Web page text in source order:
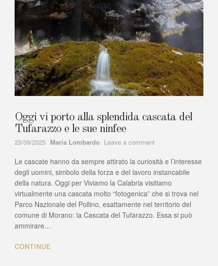
Oggi vi porto alla splendida cascata del
Tufarazzo e le sue ninfee
23/09/2025 Author
Maria Lombardo Leave a comment
vi
porto
alla
splendida
cascata
del
Tufarazzo
Le cascate hanno da sempre attirato la curiosità e l’interesse
degli uomini, simbolo della forza e del lavoro instancabile
della natura. Oggi per Viviamo la Calabria visitiamo
virtualmente una cascata molto “fotogenica” che si trova nel
Parco Nazionale del Pollino, esattamente nel territorio del
comune di Morano: la Cascata del Tufarazzo. Essa si può
ammirare…
CONTINUE